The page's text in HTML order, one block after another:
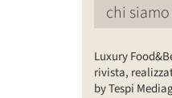
chi siamo
Luxury
rivista,
by Tespi